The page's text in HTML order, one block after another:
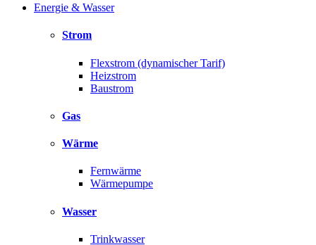
Energie & Wasser
Strom
Flexstrom (dynamischer Tarif)
Heizstrom
Baustrom
Gas
Wärme
Fernwärme
Wärmepumpe
Wasser
Trinkwasser